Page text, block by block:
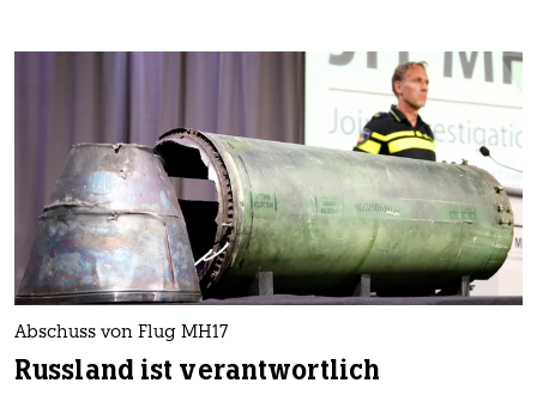
epaper login
Abschuss von Flug MH17
Russland ist verantwortlich